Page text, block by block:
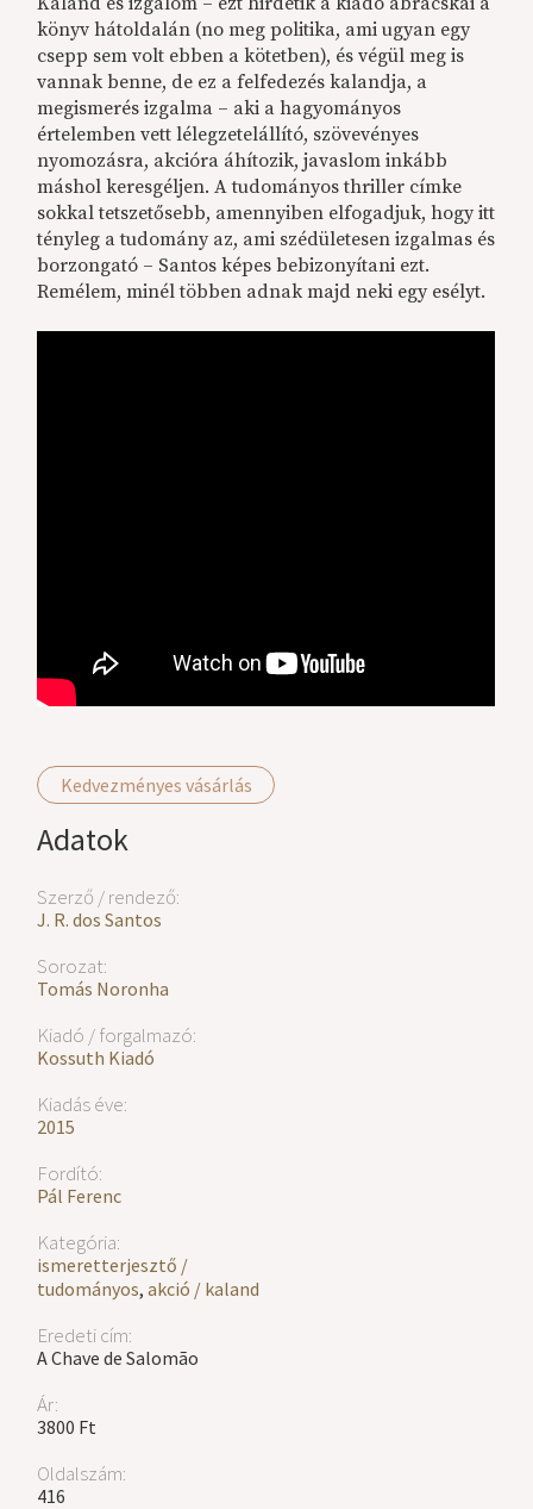
Kedvezményes vásárlás
Adatok
Szerző / rendező:
J. R. dos Santos
Sorozat:
Tomás Noronha
Kiadó / forgalmazó:
Kossuth Kiadó
Kiadás éve:
2015
Fordító:
Pál Ferenc
Kategória:
ismeretterjesztő /
tudományos,akció / kaland
Eredeti cím:
A Chave de Salomão
Ár:
3800 Ft
Oldalszám:
416
könyv hátoldalán (no meg politika, ami ugyan egy
csepp sem volt ebben a kötetben), és végül meg is
vannak benne, de ez a felfedezés kalandja, a
megismerés izgalma – aki a hagyományos
értelemben vett lélegzetelállító, szövevényes
nyomozásra, akcióra áhítozik, javaslom inkább
máshol keresgéljen. A tudományos thriller címke
sokkal tetszetősebb, amennyiben elfogadjuk, hogy itt
tényleg a tudomány az, ami szédületesen izgalmas és
borzongató – Santos képes bebizonyítani ezt.
Remélem, minél többen adnak majd neki egy esélyt.